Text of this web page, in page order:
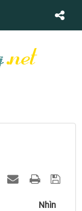
Nhìn